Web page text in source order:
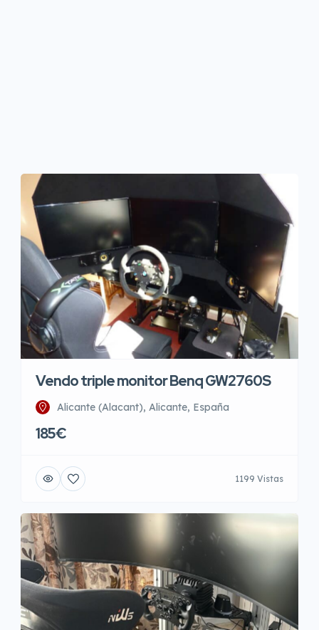
Vendo triple monitor Benq GW2760S
Alicante (Alacant), Alicante, España
185€
1199 Vistas